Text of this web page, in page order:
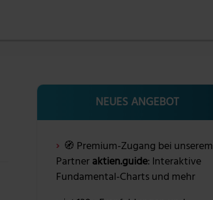
NEUES ANGEBOT
🧭 Premium-Zugang bei unserem
Partneraktien.guide: Interaktive
Fundamental-Charts und mehr